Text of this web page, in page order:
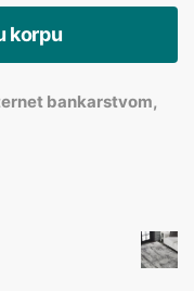
korpu
bankarstvom,